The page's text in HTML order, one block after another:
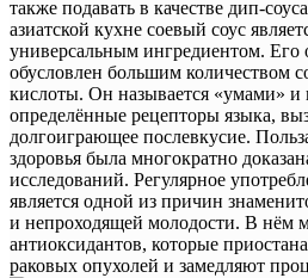
также подавать в качестве дип-
азиатской кухне соевый соус
универсальным ингредиентом. Его
обусловлен большим количеством
кислоты. Он называется «умами» и
определённые рецепторы языка,
долгоиграющее послевкусие.
здоровья была многократно
исследований. Регулярное
является одной из причин
и непроходящей молодости. В нём
антиоксидантов, которые
раковых опухолей и замедляют